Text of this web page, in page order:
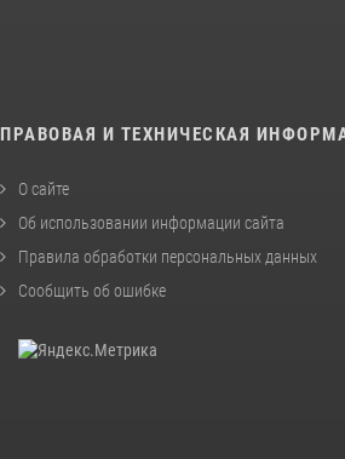
ПРАВОВАЯ И ТЕХНИЧЕСКАЯ
О сайте
Об использовании информации сайта
Правила обработки персональных данных
Сообщить об ошибке